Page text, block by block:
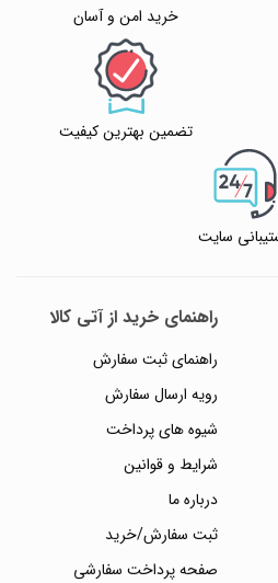
خرید امن و آسان
تضمین بهترین کیفیت
سایت
راهنمای خرید از آتی کالا
راهنمای ثبت سفارش
رویه ارسال سفارش
شیوه های پرداخت
شرایط و قوانین
درباره ما
ثبت سفارش/خرید
صفحه پرداخت سفارشی